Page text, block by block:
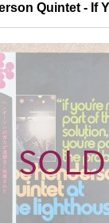
Quintet - If